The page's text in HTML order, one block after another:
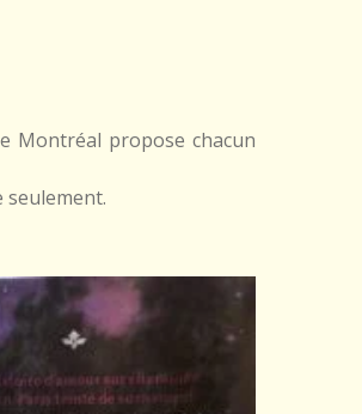
Montréal propose chacun